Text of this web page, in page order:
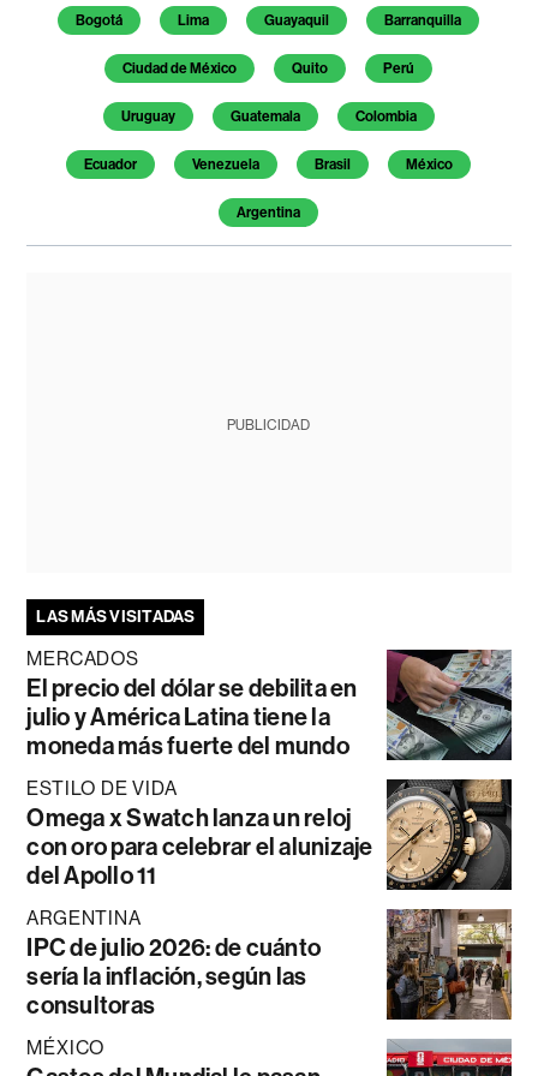
Bogotá Lima Guayaquil Barranquilla
Ciudad de México Quito Perú
Uruguay Guatemala Colombia
Ecuador Venezuela Brasil México
Argentina
PUBLICIDAD
LAS MÁS VISITADAS
MERCADOS
El precio del dólar se debilita en
julio y América Latina tiene la
moneda más fuerte del mundo
ESTILO DE VIDA
Omega x Swatch lanza un reloj
con oro para celebrar el alunizaje
del Apollo 11
ARGENTINA
IPC de julio 2026: de cuánto
sería la inflación, según las
consultoras
MÉXICO